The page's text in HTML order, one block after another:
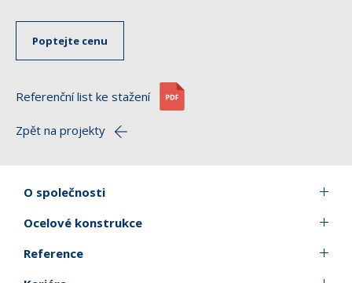
Poptejte cenu
Zpět na projekty
Referenční list ke stažení
O společnosti
Ocelové konstrukce
Reference